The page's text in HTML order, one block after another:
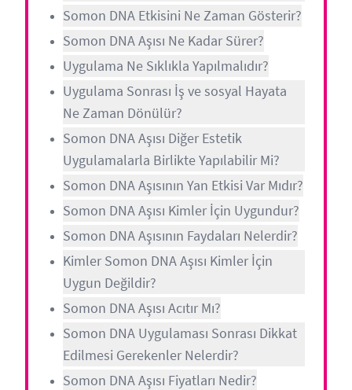
Somon DNA Etkisini Ne Zaman Gösterir?
Somon DNA Aşısı Ne Kadar Sürer?
Uygulama Ne Sıklıkla Yapılmalıdır?
Uygulama Sonrası İş ve sosyal Hayata
Ne Zaman Dönülür?
Somon DNA Aşısı Diğer Estetik
Uygulamalarla Birlikte Yapılabilir Mi?
Somon DNA Aşısının Yan Etkisi Var Mıdır?
Somon DNA Aşısı Kimler İçin Uygundur?
Somon DNA Aşısının Faydaları Nelerdir?
Kimler Somon DNA Aşısı Kimler İçin
Uygun Değildir?
Somon DNA Aşısı Acıtır Mı?
Somon DNA Uygulaması Sonrası Dikkat
Edilmesi Gerekenler Nelerdir?
Somon DNA Aşısı Fiyatları Nedir?